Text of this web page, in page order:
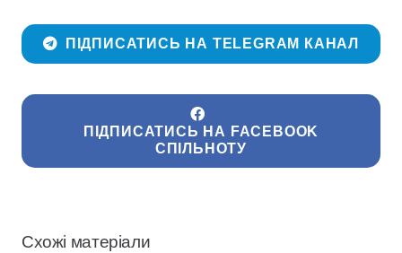
ПІДПИСАТИСЬ НА TELEGRAM КАНАЛ
ПІДПИСАТИСЬ НА FACEBOOK
СПІЛЬНОТУ
Схожі матеріали